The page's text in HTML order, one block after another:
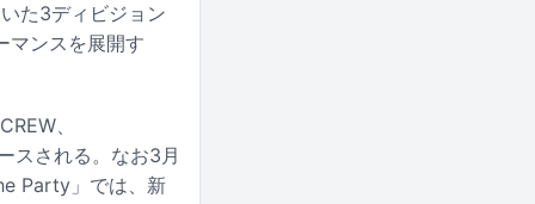
た3ディビジョン
マンスを展開す
、
スされる。なお3月
Party」では、新